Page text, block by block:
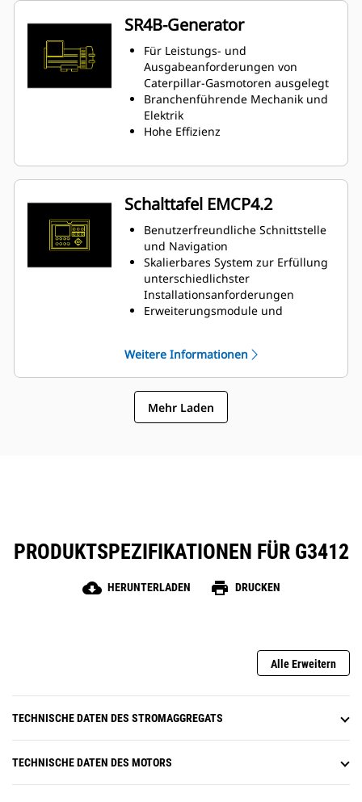
Spitzentechnik für Zündung und
Kraftstoff-Luft-Gemischregler für
niedrigere Emissionswerte und
höheren Motorwirkungsgrad
Ein Elektroniksteuergerät verwaltet
sämtliche Motorfunktionen: die
Zündung, Drehzahlregelung, den
Kraftstoff-Luft-Gemischregler und
SR4B-Generator
Für Leistungs- und
Ausgabeanforderungen von
Caterpillar-Gasmotoren ausgelegt
Branchenführende Mechanik und
Elektrik
Hohe Effizienz
Schalttafel EMCP4.2
Benutzerfreundliche Schnittstelle
und Navigation
Skalierbares System zur Erfüllung
unterschiedlichster
Installationsanforderungen
Erweiterungsmodule und
Kundenanforderungen
Weitere Informationen
Mehr Laden
PRODUKTSPEZIFIKATIONEN FÜR G3412
cloud_download HERUNTERLADEN print DRUCKEN
Alle Erweitern
TECHNISCHE DATEN DES STROMAGGREGATS
TECHNISCHE DATEN DES MOTORS